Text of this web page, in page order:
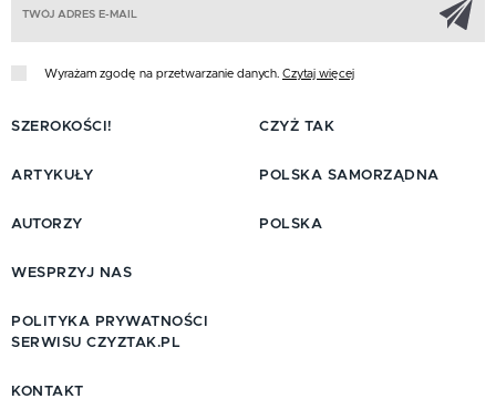
Wyrażam zgodę na przetwarzanie danych. Czytaj więcej
SZEROKOŚCI!
ARTYKUŁY
AUTORZY
CZYŻ TAK
POLSKA SAMORZĄDNA
POLSKA
WESPRZYJ NAS
POLITYKA PRYWATNOŚCI
SERWISU CZYZTAK.PL
KONTAKT